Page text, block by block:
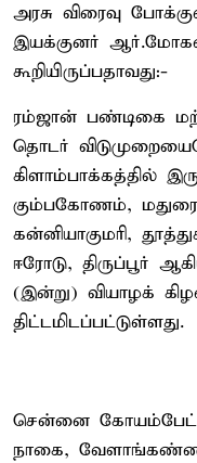
அரசு விரைவு
இயக்குனர்
கூறியிருப்பதாவது:-
ரம்ஜான் பண்டிகை
தொடர்
கிளாம்பாக்கத்தில்
கும்பகோணம்,
கன்னியாகுமரி,
ஈரோடு, திருப்பூர்
(இன்று) வியாழக்
திட்டமிடப்பட்டுள்ளது.
சென்னை
நாகை,